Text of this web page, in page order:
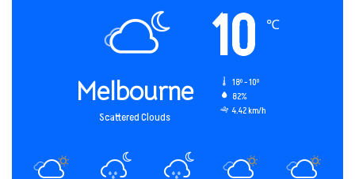
Melbourne
Scattered Clouds
10 ℃
18º - 10º
82%
4.42 km/h